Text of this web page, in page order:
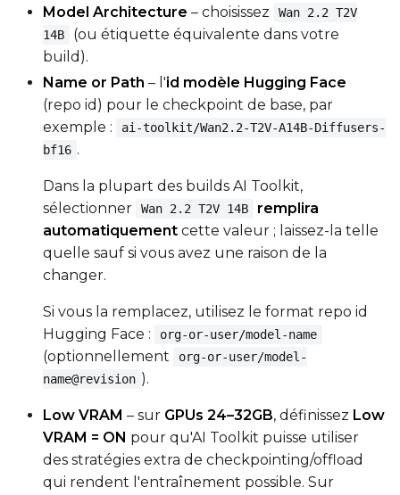
Model Architecture – choisissez
Wan 2.2 T2V
14B
(ou étiquette équivalente dans votre
build).
Name or Path – l'id modèle Hugging Face
(repo id) pour le checkpoint de base, par
exemple :
ai-toolkit/Wan2.2-T2V-A14B-Diffusers-
bf16 .
Dans la plupart des builds AI Toolkit,
sélectionner
Wan 2.2 T2V 14B
remplira
automatiquement cette valeur ; laissez-la telle
quelle sauf si vous avez une raison de la
changer.
Si vous la remplacez, utilisez le format repo id
Hugging Face :
org-or-user/model-name
(optionnellement
org-or-user/model-
name@revision ).
Low VRAM – sur GPUs 24–32GB, définissez Low
VRAM = ON pour qu'AI Toolkit puisse utiliser
des stratégies extra de checkpointing/offload
qui rendent l'entraînement possible. Sur